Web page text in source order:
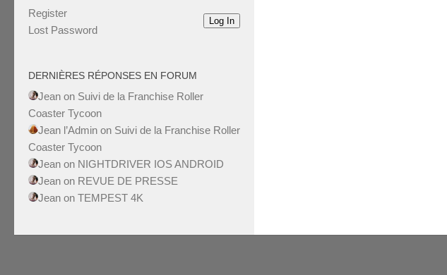
Log In
Register
Lost Password
DERNIÈRES RÉPONSES EN FORUM
Jean on Suivi de la Franchise Roller
Coaster Tycoon
Jean l’Admin on Suivi de la Franchise Roller
Coaster Tycoon
Jean on NIGHTDRIVER IOS ANDROID
Jean on REVUE DE PRESSE
Jean on TEMPEST 4K